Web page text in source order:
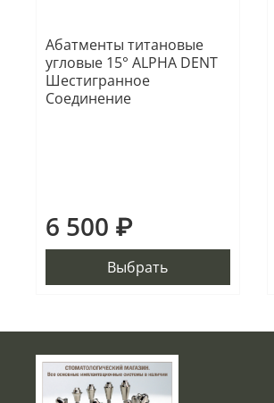
Абатменты титановые
угловые 15° ALPHA DENT
Шестигранное
Соединение
6 500 ₽
Выбрать